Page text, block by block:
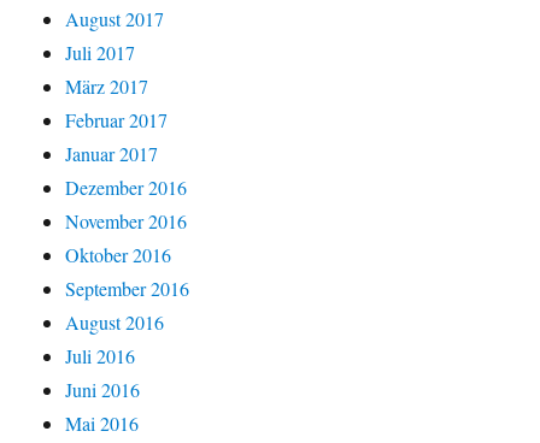
August 2017
Juli 2017
März 2017
Februar 2017
Januar 2017
Dezember 2016
November 2016
Oktober 2016
September 2016
August 2016
Juli 2016
Juni 2016
Mai 2016